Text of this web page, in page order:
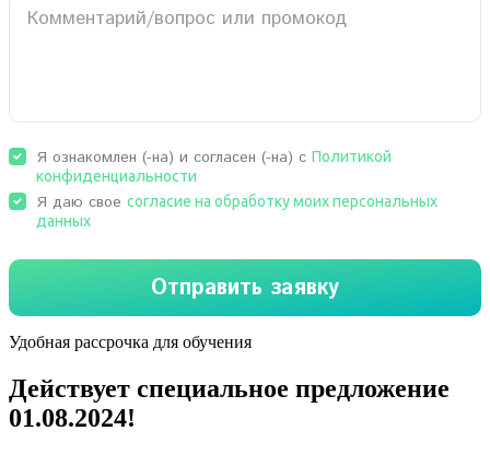
Удобная рассрочка для обучения
Действует специальное предложение
01.08.2024!